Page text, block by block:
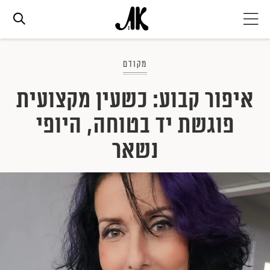
אג׳נדה
אופנה
ביוטי
סלבס
ערוצים נוספים
המגזין
מקודם
איפור קבוע: כשעין מקצועית
פוגשת יד בטוחה, היופי
נשאר